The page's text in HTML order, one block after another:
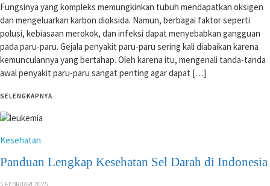
Fungsinya yang kompleks memungkinkan tubuh mendapatkan oksigen
dan mengeluarkan karbon dioksida. Namun, berbagai faktor seperti
polusi, kebiasaan merokok, dan infeksi dapat menyebabkan gangguan
pada paru-paru. Gejala penyakit paru-paru sering kali diabaikan karena
kemunculannya yang bertahap. Oleh karena itu, mengenali tanda-tanda
awal penyakit paru-paru sangat penting agar dapat […]
SELENGKAPNYA
Kesehatan
Panduan Lengkap Kesehatan Sel Darah di Indonesia
5 FEBRUARI 2025